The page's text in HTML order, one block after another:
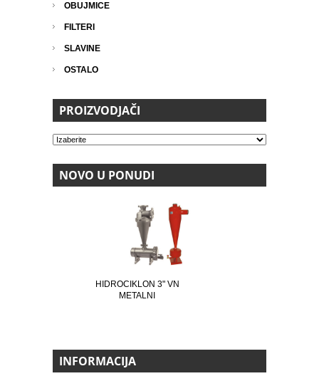
OBUJMICE
FILTERI
SLAVINE
OSTALO
PROIZVODJAČI
NOVO U PONUDI
HIDROCIKLON 3" VN
METALNI
INFORMACIJA